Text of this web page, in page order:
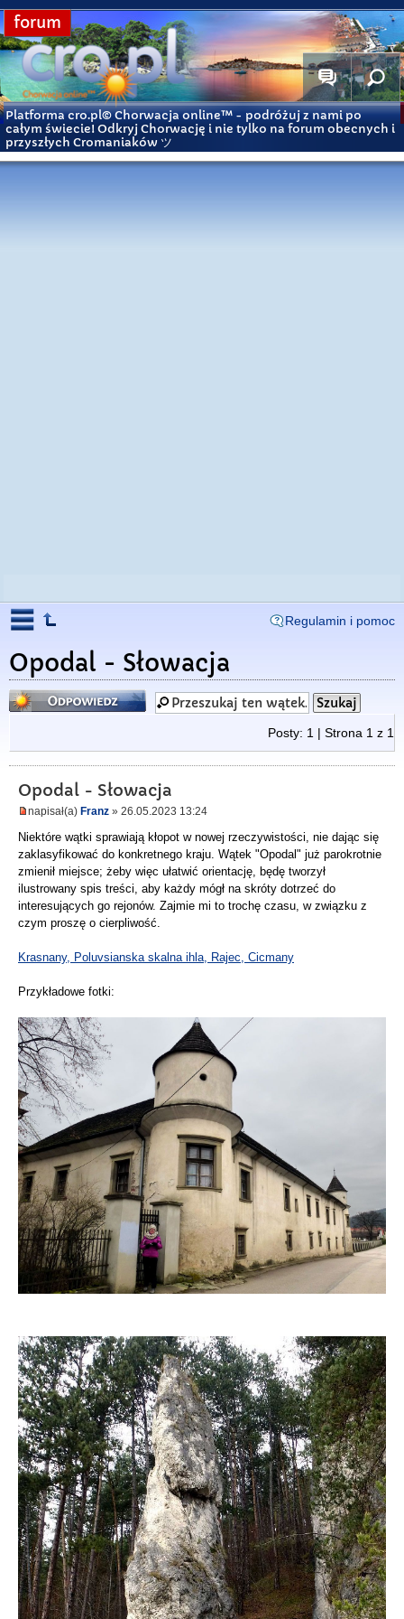
forum
Platforma cro.pl© Chorwacja online™ - podróżuj z nami po
całym świecie! Odkryj Chorwację i nie tylko na forum obecnych i
przyszłych Cromaniaków ツ
Regulamin i pomoc
Opodal - Słowacja
Odpowiedz
Posty: 1 | Strona 1 z 1
Opodal - Słowacja
napisał(a) Franz » 26.05.2023 13:24
Niektóre wątki sprawiają kłopot w nowej rzeczywistości, nie dając się
zaklasyfikować do konkretnego kraju. Wątek "Opodal" już parokrotnie
zmienił miejsce; żeby więc ułatwić orientację, będę tworzył
ilustrowany spis treści, aby każdy mógł na skróty dotrzeć do
interesujących go rejonów. Zajmie mi to trochę czasu, w związku z
czym proszę o cierpliwość.
Krasnany, Poluvsianska skalna ihla, Rajec, Cicmany
Przykładowe fotki: